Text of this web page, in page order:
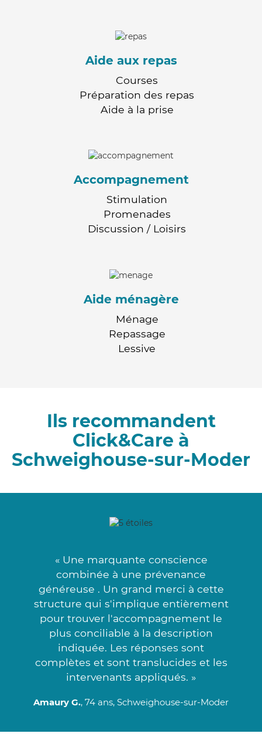
Aide aux repas
Courses
Préparation des repas
Aide à la prise
Accompagnement
Stimulation
Promenades
Discussion / Loisirs
Aide ménagère
Ménage
Repassage
Lessive
Ils recommandent
Click&Care à
Schweighouse-sur-Moder
« Une marquante conscience
combinée à une prévenance
généreuse . Un grand merci à cette
structure qui s'implique entièrement
pour trouver l'accompagnement le
plus conciliable à la description
indiquée. Les réponses sont
complètes et sont translucides et les
intervenants appliqués. »
Amaury G., 74 ans, Schweighouse-sur-Moder